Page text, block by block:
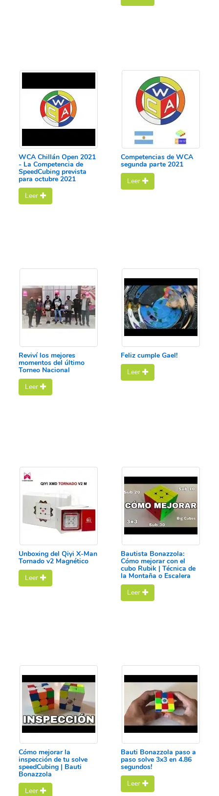
WCA Chillán Open 2021
- La Competencia de
SpeedCubing prevista
para octubre 2021
Leer
Competencias de WCA
segunda parte 2021
Leer
Reviví los mejores
momentos del último
Torneo Nacional
Leer
Feliz cumple Gael!
Leer
Unboxing del Qiyi X-Man
Tornado v2 Magnético
Leer
Bautista Bonazzola:
Cómo mejorar con el
cubo Rubik | Técnica de
la Montaña o Escalera
Leer
Cómo mejorar la
inspección de tu solve
speedCubing | Bauti
Bonazzola
Leer
Bauti Bonazzola paso a
paso solve 3x3 en 4.86
segundos!
Leer